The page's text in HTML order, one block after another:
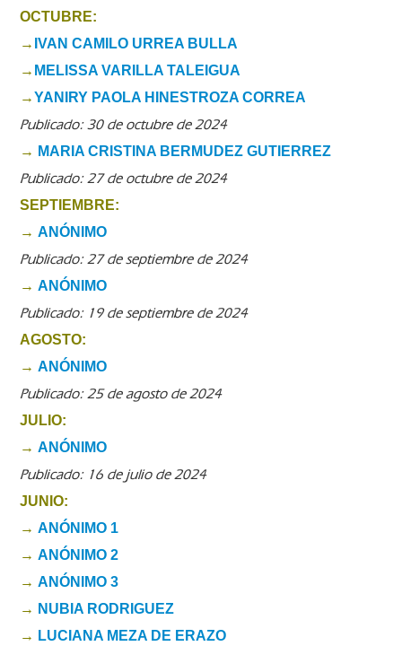
OCTUBRE:
→ IVAN CAMILO URREA BULLA
→ MELISSA VARILLA TALEIGUA
→YANIRY PAOLA HINESTROZA CORREA
Publicado: 30 de octubre de 2024
→ MARIA CRISTINA BERMUDEZ GUTIERREZ
Publicado: 27 de octubre de 2024
SEPTIEMBRE:
→ ANÓNIMO
Publicado: 27 de septiembre de 2024
→ ANÓNIMO
Publicado: 19 de septiembre de 2024
AGOSTO:
→ ANÓNIMO
Publicado: 25 de agosto de 2024
JULIO:
→ ANÓNIMO
Publicado: 16 de julio de 2024
JUNIO:
→ ANÓNIMO 1
→ ANÓNIMO 2
→ ANÓNIMO 3
→ NUBIA RODRIGUEZ
→ LUCIANA MEZA DE ERAZO